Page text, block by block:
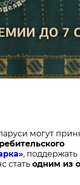
могут
,
стать одним из